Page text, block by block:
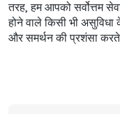
तरह, हम आपको सर्वोत्तम
होने वाले किसी भी
और समर्थन की प्रशंसा